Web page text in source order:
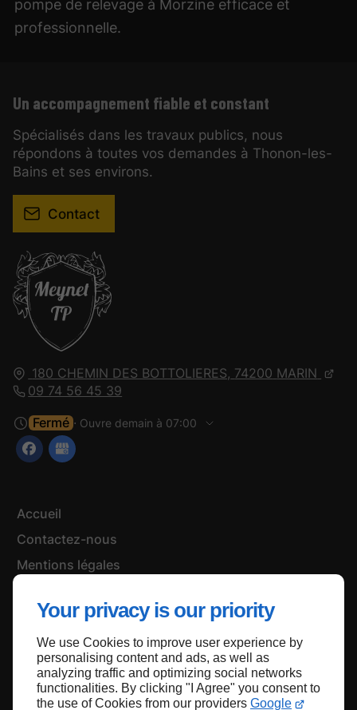
Your privacy is our priority
We use Cookies to improve user experience by
personalising content and ads, as well as
analyzing traffic and optimizing social networks
functionalities. By clicking "I Agree" you consent to
the use of Cookies from our providers Google
pompe de relevage à Morzine efficace et
professionnelle.
180 CHEMIN DES BOTTOLIERES, 74200 MARIN
09 74 56 45 39
Fermé ⋅ Ouvre demain à 07:00
Accueil
Contactez-nous
Mentions légales
Un accompagnement fiable et constant
Spécialisés dans les travaux publics, nous
répondons à toutes vos demandes à Thonon-les-
Bains et ses environs.
Contact
Haut de page